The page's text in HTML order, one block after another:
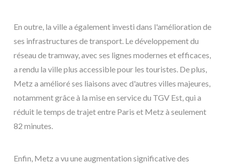
En outre, la ville a également investi dans l'amélioration de
ses infrastructures de transport. Le développement du
réseau de tramway, avec ses lignes modernes et efficaces,
a rendu la ville plus accessible pour les touristes. De plus,
Metz a amélioré ses liaisons avec d'autres villes majeures,
notamment grâce à la mise en service du TGV Est, qui a
réduit le temps de trajet entre Paris et Metz à seulement
82 minutes.
Enfin, Metz a vu une augmentation significative des